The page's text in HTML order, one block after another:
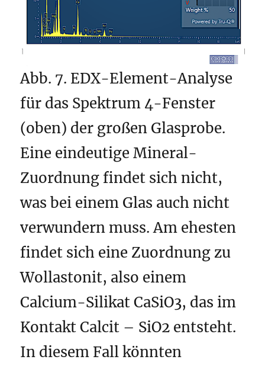
Abb. 7. EDX-Element-Analyse
für das Spektrum 4-Fenster
(oben) der großen Glasprobe.
Eine eindeutige Mineral-
Zuordnung findet sich nicht,
was bei einem Glas auch nicht
verwundern muss. Am ehesten
findet sich eine Zuordnung zu
Wollastonit, also einem
Calcium-Silikat CaSiO3, das im
Kontakt Calcit – SiO2 entsteht.
In diesem Fall könnten